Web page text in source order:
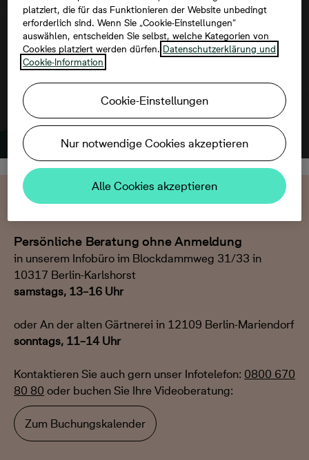
den Cookie-Einstellungen.
Wir beraten Sie gern
Persönliche Beratung ohne Anmeldung
in unserem Infobüro im Blockdammweg 31/33 in
10317 Berlin-Karlshorst
samstags, 13–16 Uhr
oder An der alten Gärtnerei in 12109 Berlin-Mariendorf
sonntags, 11–14 Uhr
Kontaktieren Sie auch gern unser Infotelefon: 0800 670
80 80 oder buchen Sie Ihre Videoberatung:
Zum Buchungskalender
platziert, die für das Funktionieren der Website unbedingt
erforderlich sind. Wenn Sie „Cookie-Einstellungen“
auswählen, entscheiden Sie selbst, welche Kategorien von
Cookies platziert werden dürfen. Datenschutzerklärung und
Cookie-Information
Cookie-Einstellungen
Nur notwendige Cookies akzeptieren
Alle Cookies akzeptieren